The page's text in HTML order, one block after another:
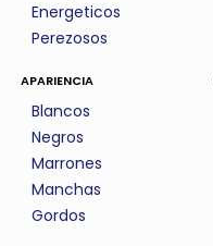
Energeticos
Perezosos
apariencia
Blancos
Negros
Marrones
Manchas
Gordos